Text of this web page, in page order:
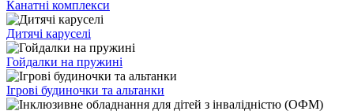
Канатні комплекси
Дитячі каруселі
Гойдалки на пружині
Ігрові будиночки та альтанки